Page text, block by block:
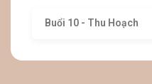
Buổi 10 - Thu Hoạch